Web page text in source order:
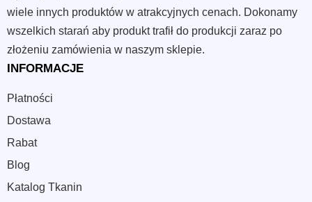
wiele innych produktów w atrakcyjnych cenach. Dokonamy
wszelkich starań aby produkt trafił do produkcji zaraz po
złożeniu zamówienia w naszym sklepie.
INFORMACJE
Płatności
Dostawa
Rabat
Blog
Katalog Tkanin